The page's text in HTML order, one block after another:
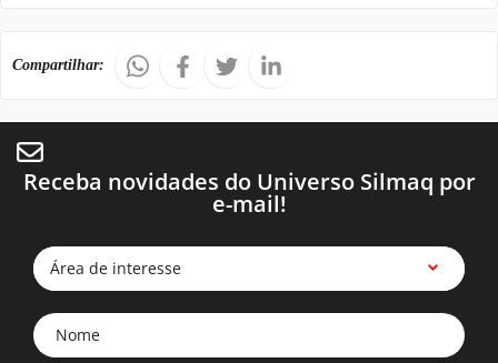
Compartilhar:
Receba novidades do Universo Silmaq por
e-mail!
Área de interesse